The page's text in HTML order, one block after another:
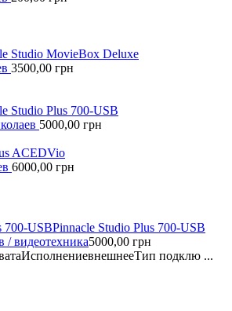
Studio MovieBox Deluxe
3500,00 грн
Studio Plus 700-USB
5000,00 грн
ACEDVio
6000,00 грн
Pinnacle Studio Plus 700-USB
/ видеотехника5000,00 грн
подклю ...